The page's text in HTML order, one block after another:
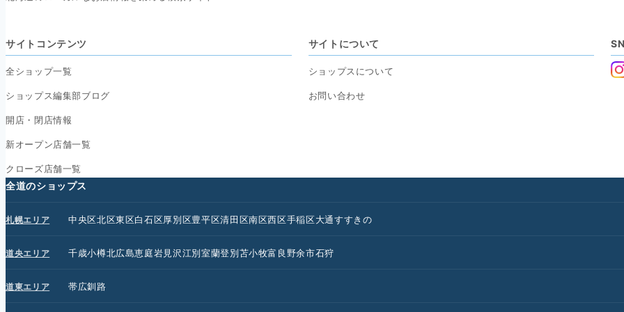
サイトコンテンツ
全ショップ一覧
ショップス編集部ブログ
開店・閉店情報
新オープン店舗一覧
クローズ店舗一覧
サイトについて
ショップスについて
お問い合わせ
全道のショップス
札幌エリア 中央区北区東区白石区厚別区豊平区清田区南区西区手稲区大通すすきの
道央エリア 千歳小樽北広島恵庭岩見沢江別室蘭登別苫小牧富良野余市石狩
道東エリア 帯広釧路